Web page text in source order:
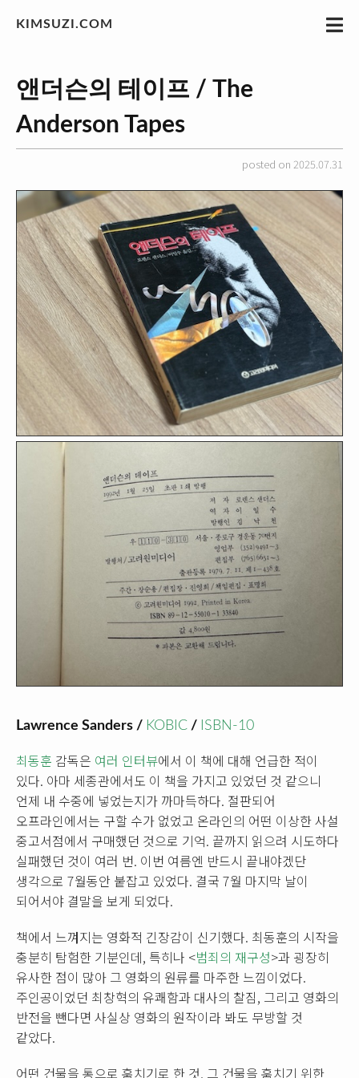
KIMSUZI.COM
앤더슨의 테이프 / The
Anderson Tapes
posted on 2025.07.31
Lawrence Sanders / KOBIC / ISBN-10
최동훈 감독은 여러 인터뷰에서 이 책에 대해 언급한 적이
있다. 아마 세종관에서도 이 책을 가지고 있었던 것 같으니
언제 내 수중에 넣었는지가 까마득하다. 절판되어
오프라인에서는 구할 수가 없었고 온라인의 어떤 이상한 사설
중고서점에서 구매했던 것으로 기억. 끝까지 읽으려 시도하다
실패했던 것이 여러 번. 이번 여름엔 반드시 끝내야겠단
생각으로 7월동안 붙잡고 있었다. 결국 7월 마지막 날이
되어서야 결말을 보게 되었다.
책에서 느껴지는 영화적 긴장감이 신기했다. 최동훈의 시작을
충분히 탐험한 기분인데, 특히나 <범죄의 재구성>과 굉장히
유사한 점이 많아 그 영화의 원류를 마주한 느낌이었다.
주인공이었던 최창혁의 유쾌함과 대사의 찰짐, 그리고 영화의
반전을 뺀다면 사실상 영화의 원작이라 봐도 무방할 것
같았다.
어떤 건물을 통으로 훔치기로 한 것, 그 건물을 훔치기 위한